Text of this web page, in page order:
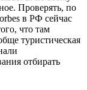
Проверять, по
в РФ сейчас
что там
туристическая
отбирать